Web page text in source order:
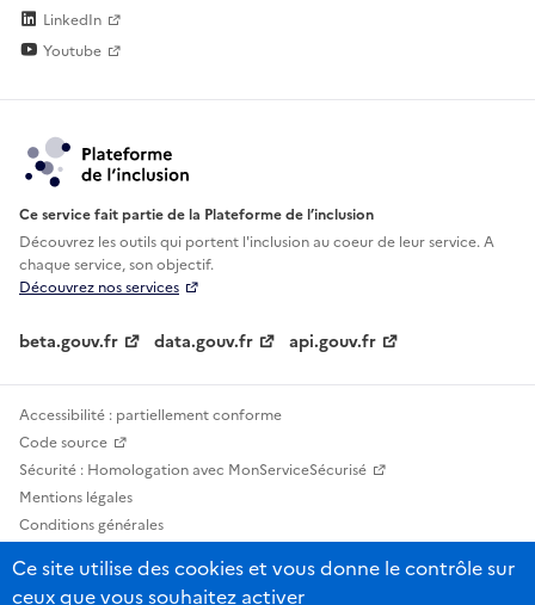
LinkedIn
Youtube
Ce service fait partie de la Plateforme de l’inclusion
Découvrez les outils qui portent l'inclusion aucoeur de leur service. A
chaque service, son objectif.
Découvrez nos services
beta.gouv.fr data.gouv.fr api.gouv.fr
Accessibilité : partiellement conforme
Code source
Sécurité : Homologation avec MonServiceSécurisé
Mentions légales
Conditions générales
Statistiques, lexiques et indicateurs
Ce site utilise des cookies et vous donne le contrôle sur
ceux que vous souhaitez activer